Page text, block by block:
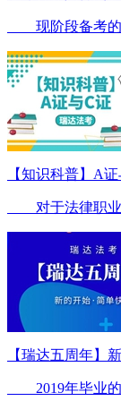
现阶段备考的
【知识科普】A
对于法律职业
【瑞达五周年】
2019年毕业的